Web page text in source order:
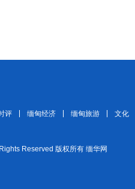
评 缅甸经济 缅甸旅游 文化
Reserved 版权所有 缅华网